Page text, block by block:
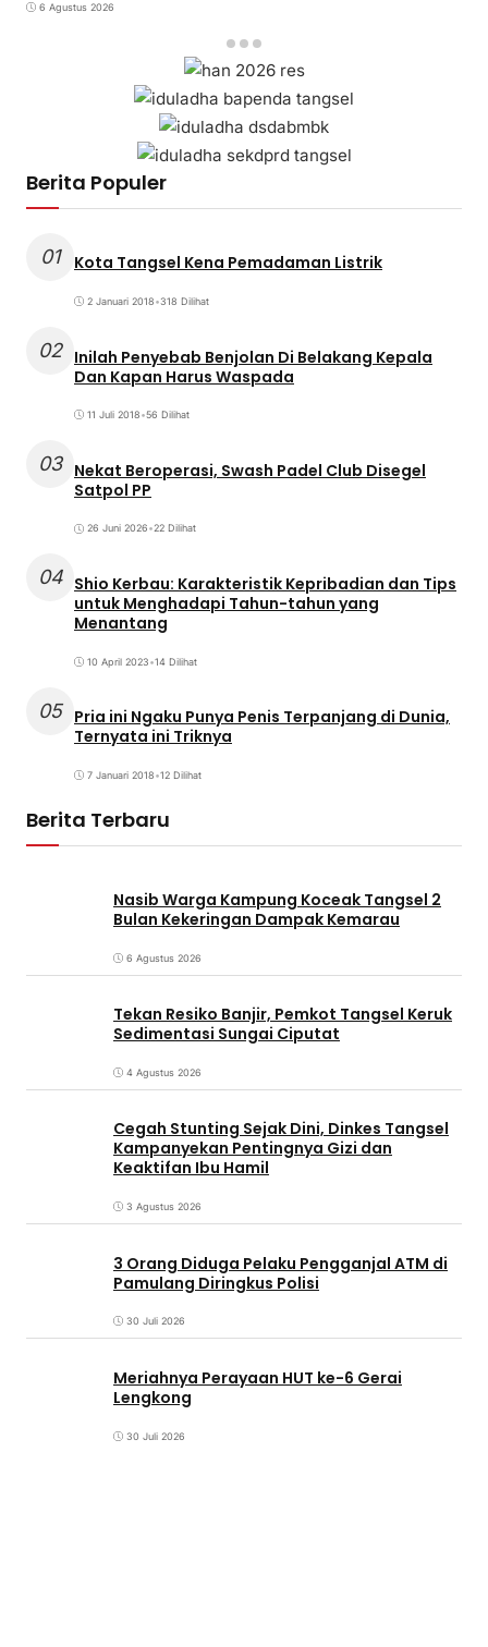
6 Agustus 2026
Berita Populer
01 Kota Tangsel Kena Pemadaman Listrik
2 Januari 2018•318 Dilihat
02 Inilah Penyebab Benjolan Di Belakang Kepala
Dan Kapan Harus Waspada
11 Juli 2018•56 Dilihat
03 Nekat Beroperasi, Swash Padel Club Disegel
Satpol PP
26 Juni 2026•22 Dilihat
04 Shio Kerbau: Karakteristik Kepribadian dan Tips
untuk Menghadapi Tahun-tahun yang
Menantang
10 April 2023•14 Dilihat
05 Pria ini Ngaku Punya Penis Terpanjang di Dunia,
Ternyata ini Triknya
7 Januari 2018•12 Dilihat
Berita Terbaru
Nasib Warga Kampung Koceak Tangsel 2
Bulan Kekeringan Dampak Kemarau
6 Agustus 2026
Tekan Resiko Banjir, Pemkot Tangsel Keruk
Sedimentasi Sungai Ciputat
4 Agustus 2026
Cegah Stunting Sejak Dini, Dinkes Tangsel
Kampanyekan Pentingnya Gizi dan
Keaktifan Ibu Hamil
3 Agustus 2026
3 Orang Diduga Pelaku Pengganjal ATM di
Pamulang Diringkus Polisi
30 Juli 2026
Meriahnya Perayaan HUT ke-6 Gerai
Lengkong
30 Juli 2026